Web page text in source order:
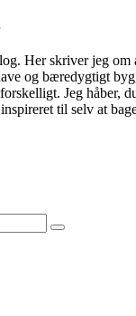
Her skriver jeg
og bæredygtigt
Jeg håber,
til selv at
Search